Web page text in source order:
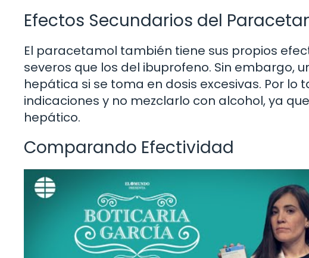
Efectos Secundarios del
El paracetamol también tiene sus propios
severos que los del ibuprofeno. Sin embargo,
hepática si se toma en dosis excesivas. Por lo
indicaciones y no mezclarlo con alcohol, ya
hepático.
Comparando Efectividad